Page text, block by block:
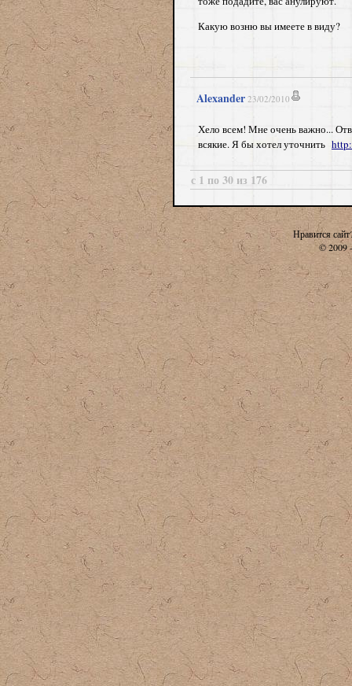
Какую возню вы имеете в виду?
Alexander 23/02/2010
Хело всем! Мне очень важно...
всякие. Я бы хотел уточнить
с 1 по 30 из 176
Нравится
© 2009